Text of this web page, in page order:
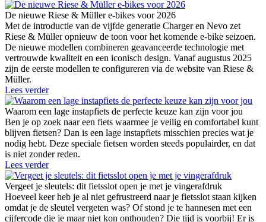
De nieuwe Riese & Müller e-bikes voor 2026
Met de introductie van de vijfde generatie Charger en Nevo zet
Riese & Müller opnieuw de toon voor het komende e-bike seizoen.
De nieuwe modellen combineren geavanceerde technologie met
vertrouwde kwaliteit en een iconisch design. Vanaf augustus 2025
zijn de eerste modellen te configureren via de website van Riese &
Müller.
Lees verder
Waarom een lage instapfiets de perfecte keuze kan zijn voor jou
Ben je op zoek naar een fiets waarmee je veilig en comfortabel kunt
blijven fietsen? Dan is een lage instapfiets misschien precies wat je
nodig hebt. Deze speciale fietsen worden steeds populairder, en dat
is niet zonder reden.
Lees verder
Vergeet je sleutels: dit fietsslot open je met je vingerafdruk
Hoeveel keer heb je al niet gefrustreerd naar je fietsslot staan kijken
omdat je de sleutel vergeten was? Of stond je te hannesen met een
cijfercode die je maar niet kon onthouden? Die tijd is voorbij! Er is